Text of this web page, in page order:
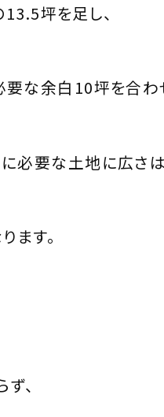
坪を足し、
な余白10坪を合わ
必要な土地に広さ
ます。
、